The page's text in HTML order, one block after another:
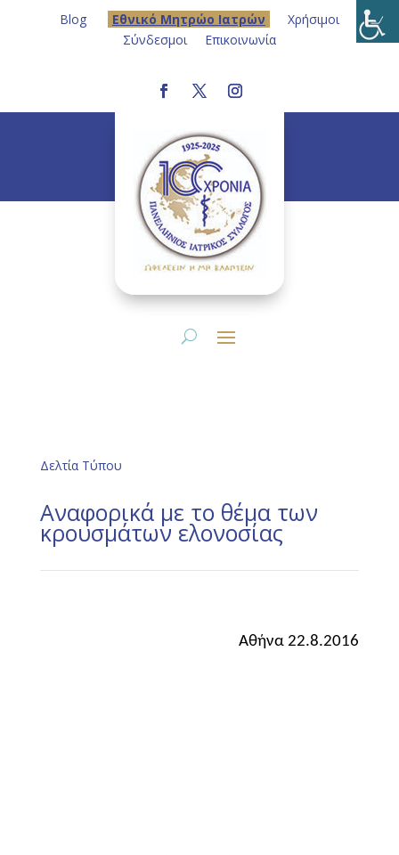
Blog Eθνικό Μητρώο Ιατρών
Χρήσιμοι
Σύνδεσμοι
Επικοινωνία
Δελτία Τύπου
Aναφορικά με το θέμα των
κρουσμάτων ελονοσίας
Αθήνα 22.8.2016